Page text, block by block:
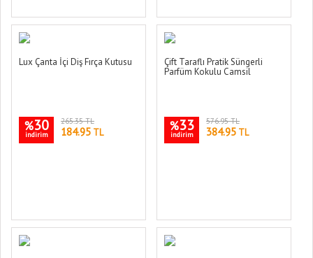
Lux Çanta İçi Diş Fırça Kutusu
%30
indirim
265.35 TL
184.95 TL
Çift Taraflı Pratik Süngerli
Parfüm Kokulu Camsil
%33
indirim
576.95 TL
384.95 TL